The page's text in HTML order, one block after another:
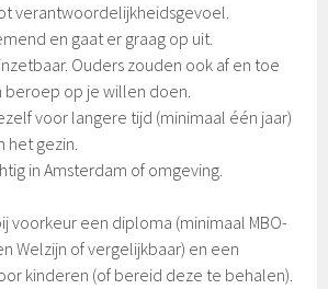
verantwoordelijkheidsgevoel.
en gaat er graag op uit.
Ouders zouden ook af en toe
beroep op je willen doen.
voor langere tijd (minimaal één jaar)
het gezin.
in Amsterdam of omgeving.
voorkeur een diploma (minimaal MBO-
Welzijn of vergelijkbaar) en een
kinderen (of bereid deze te behalen).